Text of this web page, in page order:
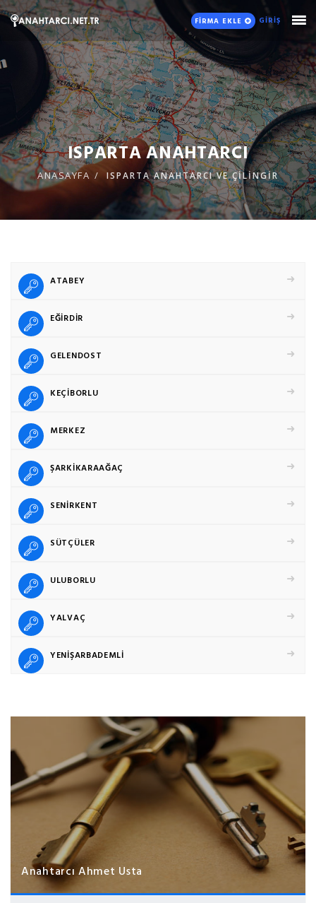
FİRMA EKLE GİRİŞ
ISPARTA ANAHTARCI
ANASAYFA ISPARTA ANAHTARCI VE ÇİLİNGİR
ATABEY
EĞİRDİR
GELENDOST
KEÇİBORLU
MERKEZ
ŞARKİKARAAĞAÇ
SENİRKENT
SÜTÇÜLER
ULUBORLU
YALVAÇ
YENİŞARBADEMLİ
Anahtarcı Ahmet Usta